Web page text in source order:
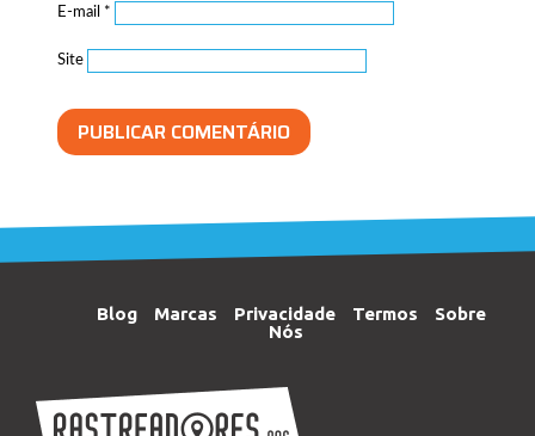
E-mail *
Site
Blog Marcas Privacidade Termos
Sobre
Nós